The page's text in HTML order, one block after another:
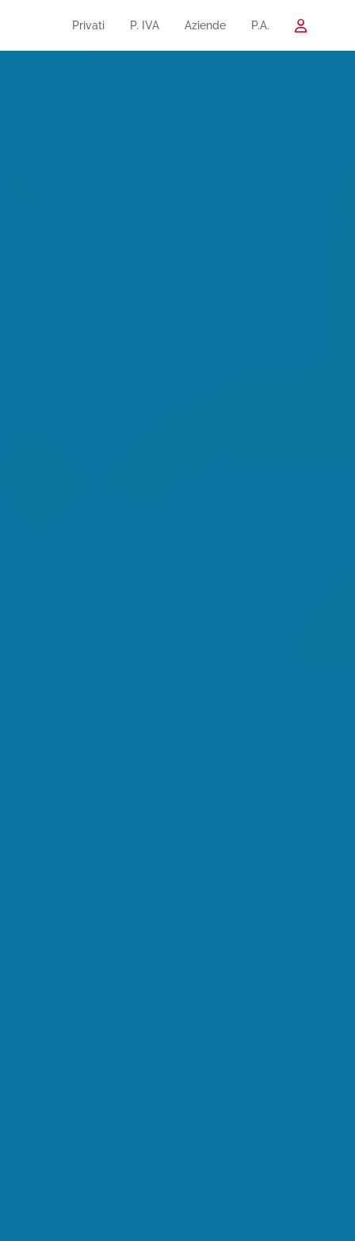
Privati P. IVA Aziende P.A.